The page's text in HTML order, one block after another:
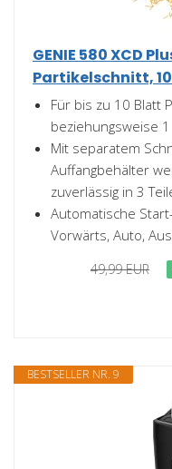
GENIE 580 XCD
Partikelschnitt,
Für bis zu 10 Blatt
beziehungsweise
Mit separatem
Auffangbehälter
zuverlässig in 3
Automatische
Vorwärts, Auto,
49,99 EUR
BESTSELLER NR. 9